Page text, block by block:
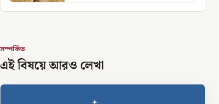
সম্পর্কিত
এই বিষয়ে আরও লেখা